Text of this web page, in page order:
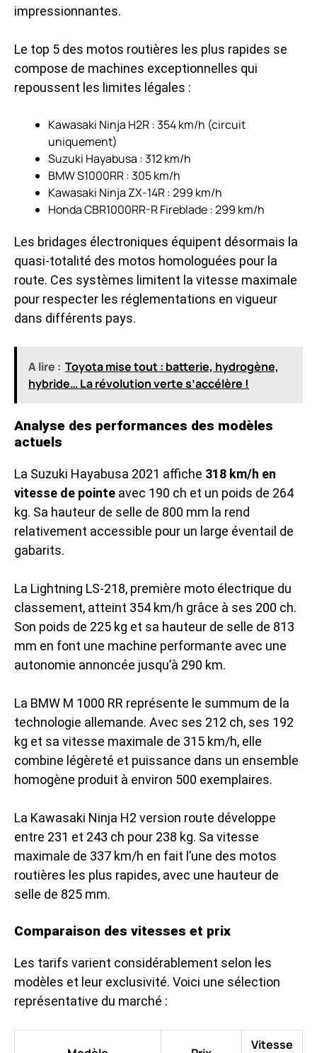
impressionnantes.
Le top 5 des motos routières les plus rapides se
compose de machines exceptionnelles qui
repoussent les limites légales :
Kawasaki Ninja H2R : 354 km/h (circuit
uniquement)
Suzuki Hayabusa : 312 km/h
BMW S1000RR : 305 km/h
Kawasaki Ninja ZX-14R : 299 km/h
Honda CBR1000RR-R Fireblade : 299 km/h
Les bridages électroniques équipent désormais la
quasi-totalité des motos homologuées pour la
route. Ces systèmes limitent la vitesse maximale
pour respecter les réglementations en vigueur
dans différents pays.
A lire : Toyota mise tout : batterie, hydrogène,
hybride… La révolution verte s’accélère !
Analyse des performances des modèles
actuels
La Suzuki Hayabusa 2021 affiche 318 km/h en
vitesse de pointe avec 190 ch et un poids de 264
kg. Sa hauteur de selle de 800 mm la rend
relativement accessible pour un large éventail de
gabarits.
La Lightning LS-218, première moto électrique du
classement, atteint 354 km/h grâce à ses 200 ch.
Son poids de 225 kg et sa hauteur de selle de 813
mm en font une machine performante avec une
autonomie annoncée jusqu’à 290 km.
La BMW M 1000 RR représente le summum de la
technologie allemande. Avec ses 212 ch, ses 192
kg et sa vitesse maximale de 315 km/h, elle
combine légèreté et puissance dans un ensemble
homogène produit à environ 500 exemplaires.
La Kawasaki Ninja H2 version route développe
entre 231 et 243 ch pour 238 kg. Sa vitesse
maximale de 337 km/h en fait l’une des motos
routières les plus rapides, avec une hauteur de
selle de 825 mm.
Comparaison des vitesses et prix
Les tarifs varient considérablement selon les
modèles et leur exclusivité. Voici une sélection
représentative du marché :
Vitesse